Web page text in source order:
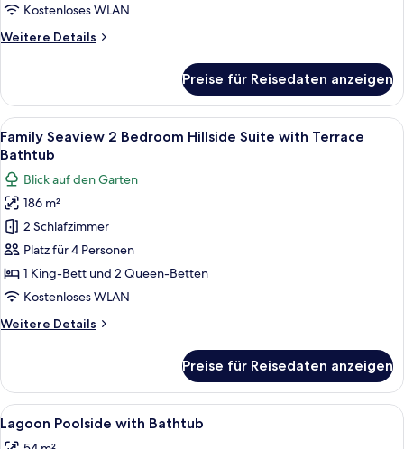
Kostenloses WLAN
Weitere Details
Weitere
Cottage
Preise für Reisedaten anzeigen
Alle
Fotos
für
Family
Seaview
2
Bedroom
Hillside
Suite
Terrace
Ein Balkon mit Korbmöbeln, Blick
24
Family Seaview 2 Bedroom Hillside Suite with Terrace
Bathtub
Blick auf den Garten
186 m²
2 Schlafzimmer
Platz für 4 Personen
1 King-Bett und 2 Queen-Betten
Kostenloses WLAN
Weitere Details
Weitere
Seaview
Bedroom
Hillside
Preise für Reisedaten anzeigen
Alle
Fotos
Ein Balkon mit Blick auf einen
20
Lagoon Poolside with Bathtub